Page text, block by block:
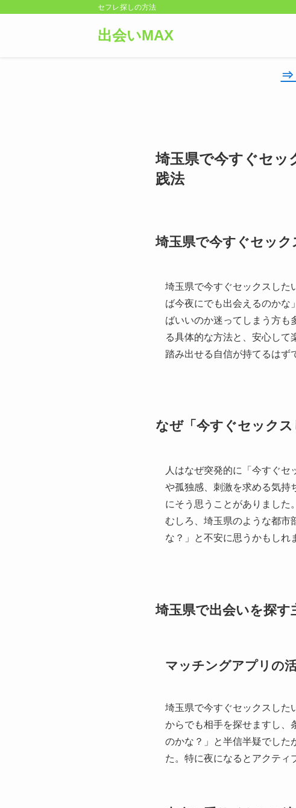
セフレ探しの方法
出会いMAX
⇒
埼玉県で今すぐセッ
践法
埼玉県で今すぐセッ
埼玉県で今すぐセックスした
ば今夜にでも出会えるのかな
ばいいのか迷ってしまう方も
る具体的な方法と、安心し
踏み出せる自信が持てるはず
なぜ「今すぐセック
人はなぜ突発的に「今すぐ
や孤独感、刺激を求める気持
にそう思うことがありました
むしろ、埼玉県のような都市
な？」と不安に思うかもしれ
埼玉県で出会いを探す
マッチングアプリの
埼玉県で今すぐセックスした
からでも相手を探せますし、
のかな？」と半信半疑でした
た。特に夜になるとアクティ